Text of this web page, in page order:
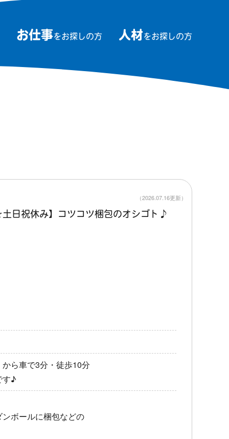
お仕事をお探しの方 人材をお探しの方
日祝休み】コツコツ梱包のオシゴト♪
ら車で3分・徒歩10分
す♪
ボールに梱包などの
（2026.07.16更新）